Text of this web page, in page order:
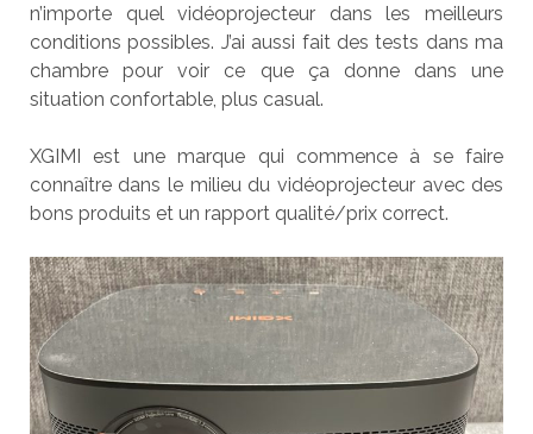
n’importe quel vidéoprojecteur dans les meilleurs
conditions possibles. J’ai aussi fait des tests dans ma
chambre pour voir ce que ça donne dans une
situation confortable, plus casual.
XGIMI est une marque qui commence à se faire
connaître dans le milieu du vidéoprojecteur avec des
bons produits et un rapport qualité/prix correct.